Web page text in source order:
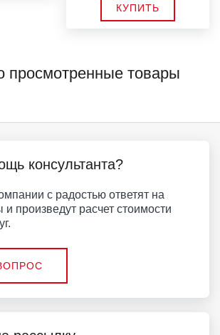
КУПИТЬ
просмотренные товары
консультанта?
с радостью ответят на
произведут расчет стоимости